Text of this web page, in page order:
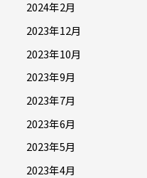
2024年2月
2023年12月
2023年10月
2023年9月
2023年7月
2023年6月
2023年5月
2023年4月